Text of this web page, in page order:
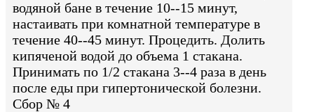
водяной бане в течение 10--15 минут,
настаивать при комнатной температуре в
течение 40--45 минут. Процедить. Долить
кипяченой водой до объема 1 стакана.
Принимать по 1/2 стакана 3--4 раза в день
после еды при гипертонической болезни.
Сбор № 4